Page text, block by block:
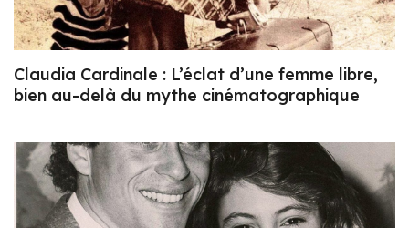
Claudia Cardinale : L’éclat d’une femme libre,
bien au-delà du mythe cinématographique